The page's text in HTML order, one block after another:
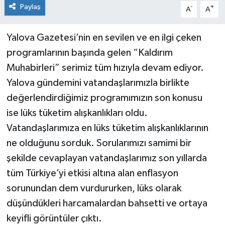
Paylaş A- A+
Yalova Gazetesi’nin en sevilen ve en ilgi çeken
programlarının başında gelen “Kaldırım
Muhabirleri” serimiz tüm hızıyla devam ediyor.
Yalova gündemini vatandaşlarımızla birlikte
değerlendirdiğimiz programımızın son konusu
ise lüks tüketim alışkanlıkları oldu.
Vatandaşlarımıza en lüks tüketim alışkanlıklarının
ne olduğunu sorduk. Sorularımızı samimi bir
şekilde cevaplayan vatandaşlarımız son yıllarda
tüm Türkiye’yi etkisi altına alan enflasyon
sorunundan dem vurdururken, lüks olarak
düşündükleri harcamalardan bahsetti ve ortaya
keyifli görüntüler çıktı.